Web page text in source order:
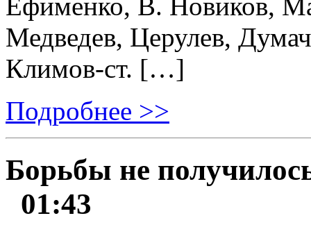
Медведев, Церулев,
Климов-ст. […]
Подробнее >>
Борьбы не
01:43